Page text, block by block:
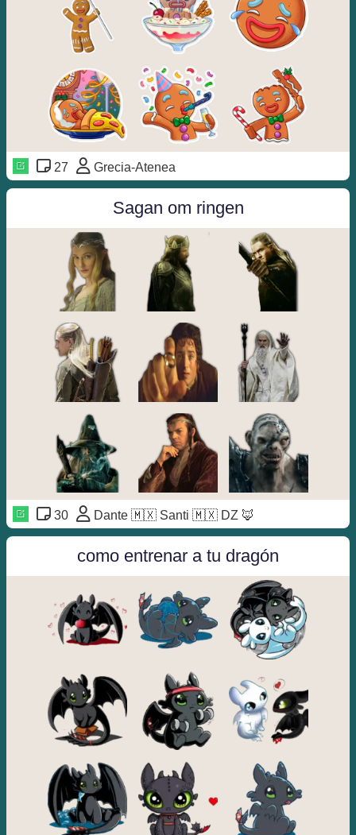
27 Grecia-Atenea
Sagan om ringen
30 Dante 🇲🇽 Santi 🇲🇽 DZ 🦊
como entrenar a tu dragón